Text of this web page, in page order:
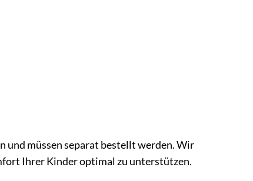
und müssen separat bestellt werden. Wir
Ihrer Kinder optimal zu unterstützen.